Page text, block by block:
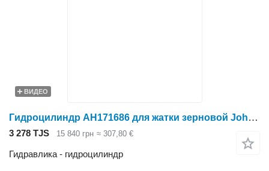
ВИДЕО
Гидроцилиндр AH171686 для жатки зерновой John Deere
3 278 TJS 15 840 грн ≈ 307,80 €
Гидравлика - гидроцилиндр